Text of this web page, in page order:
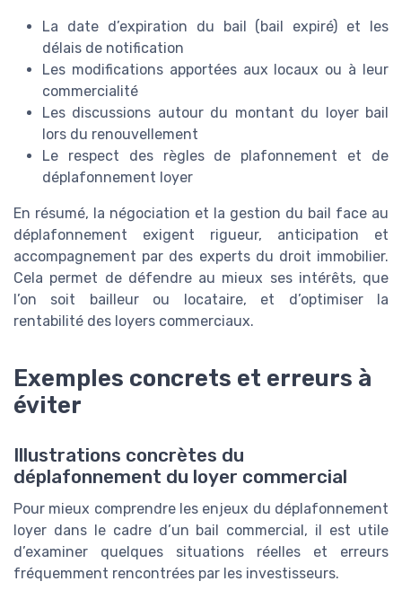
La date d’expiration du bail (bail expiré) et les
délais de notification
Les modifications apportées aux locaux ou à leur
commercialité
Les discussions autour du montant du loyer bail
lors du renouvellement
Le respect des règles de plafonnement et de
déplafonnement loyer
En résumé, la négociation et la gestion du bail face au
déplafonnement exigent rigueur, anticipation et
accompagnement par des experts du droit immobilier.
Cela permet de défendre au mieux ses intérêts, que
l’on soit bailleur ou locataire, et d’optimiser la
rentabilité des loyers commerciaux.
Exemples concrets et erreurs à
éviter
Illustrations concrètes du
déplafonnement du loyer commercial
Pour mieux comprendre les enjeux du déplafonnement
loyer dans le cadre d’un bail commercial, il est utile
d’examiner quelques situations réelles et erreurs
fréquemment rencontrées par les investisseurs.